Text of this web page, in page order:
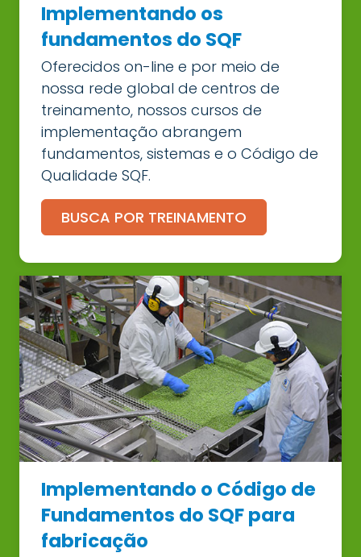
Implementando os
fundamentos do SQF
Oferecidos on-line e por meio de
nossa rede global de centros de
treinamento, nossos cursos de
implementação abrangem
fundamentos, sistemas e o Código de
Qualidade SQF.
BUSCA POR TREINAMENTO
Implementando o Código de
Fundamentos do SQF para
fabricação